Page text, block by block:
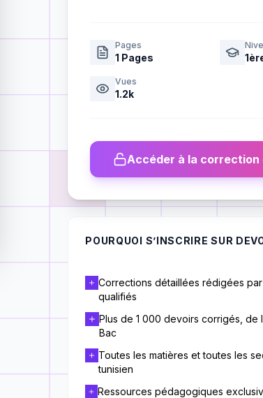
Pages
1 Pages
Vues
1.2k
Accéder à la correction
POURQUOI S’INSCRIRE SUR
Corrections détaillées rédigées
qualifiés
Plus de 1 000 devoirs corrigés, de
Bac
Toutes les matières et toutes les
tunisien
Ressources pédagogiques